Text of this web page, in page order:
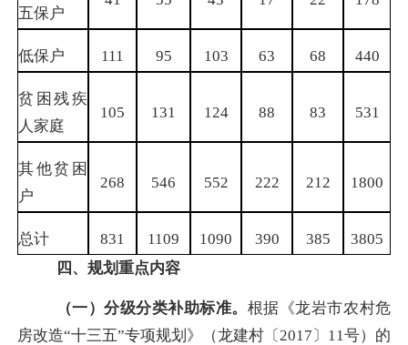
五保户
低保户 111 95 103 63 68 440
贫困残疾
人家庭
105 131 124 88 83 531
其他贫困
户
268 546 552 222 212 1800
总计 831 1109 1090 390 385
3805
四、规划重点内容
（一）分级分类补助标准。 根据《龙岩市农村危
房改造“十三五”专项规划》（龙建村〔2017 〕 11号）的